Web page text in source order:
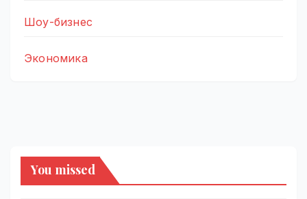
Шоу-бизнес
Экономика
You missed